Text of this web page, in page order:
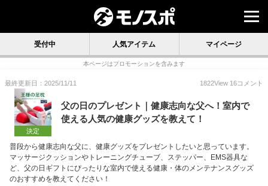
受付中 人気アイテム マイページ
本ページはプロモーションを含みます
最終更新日：2025/11/11 1822View 16コメント
決定
父の日のプレゼント｜健康志向な父へ！室内で
使える人気の健康グッズを教えて！
普段から健康志向な父に、健康グッズをプレゼントしたいと思っています。
マッサージクッションやトレーニングチューブ、ステッパー、EMS器具な
ど、父の日ギフトにぴったりな室内で使える健康・体のメンテナンスグッズ
のおすすめを教えてください！